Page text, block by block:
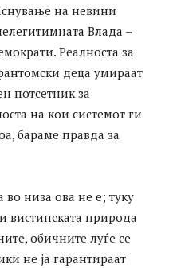
на невини
Влада –
Реалноста за
деца умираат
потсетник за
на кои системот ги
бараме правда за
во низа ова не е; туку
вистинската природа
обичните луѓе се
не ја гарантираат